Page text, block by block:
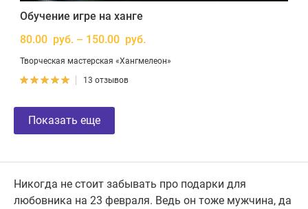
Обучение игре на ханге
80.00 руб. – 150.00 руб.
Творческая мастерская «Хангмелеон»
13 отзывов
Показать еще
Никогда не стоит забывать про подарки для
любовника на 23 февраля. Ведь он тоже мужчина, да